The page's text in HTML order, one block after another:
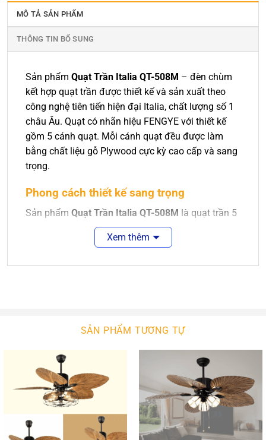
MÔ TẢ SẢN PHẨM
THÔNG TIN BỔ SUNG
Sản phẩm Quạt Trần Italia QT-508M – đèn chùm
kết hợp quạt trần được thiết kế và sản xuất theo
công nghệ tiên tiến hiện đại Italia, chất lượng số 1
châu Âu. Quạt có nhãn hiệu FENGYE với thiết kế
gồm 5 cánh quạt. Mỗi cánh quạt đều được làm
bằng chất liệu gỗ Plywood cực kỳ cao cấp và sang
trọng.
Phong cách thiết kế sang trọng
Sản phẩm Quạt Trần Italia QT-508M là quạt trần 5
cánh gỗ Plywood kết hợp đèn chùm có thiết kế
hiện đại gồm 5 cánh, thuôn dài, làm nổi bật không
thẩm mỹ cho căn phòng.
Quạt Trần Italia QT-508M – đèn chùm kết hợp
quạt trầncó chiều cao 45cm (chiều cao của quạt
có thể thay đổi dựa theo chiều cao của trần nhà).
Thân quạt sở hữu màu đồng cổ, toát lên vẻ cổ điển
rất trang nhã. Quạt rất thích hợp với những không
gian sang trọng như phòng khách hay phòng bếp
Xem thêm
SẢN PHẨM TƯƠNG TỰ